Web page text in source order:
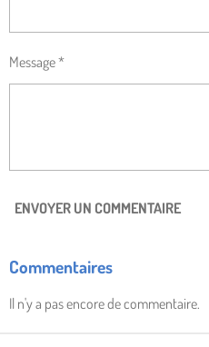
Message *
ENVOYER UN COMMENTAIRE
Commentaires
Il n'y a pas encore de commentaire.